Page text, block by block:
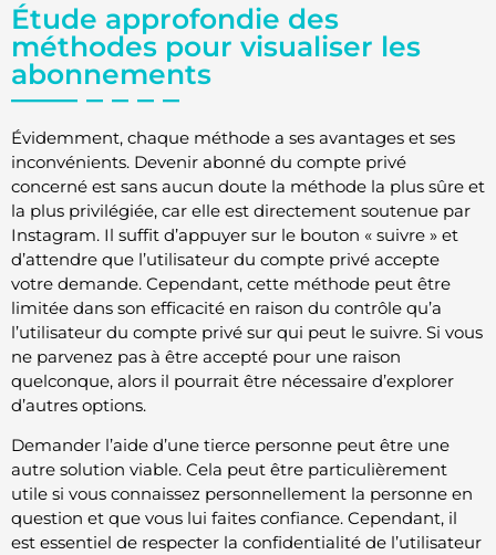
Étude approfondie des
méthodes pour visualiser les
abonnements
Évidemment, chaque méthode a ses avantages et ses
inconvénients. Devenir abonné du compte privé
concerné est sans aucun doute la méthode la plus sûre et
la plus privilégiée, car elle est directement soutenue par
Instagram. Il suffit d’appuyer sur le bouton « suivre » et
d’attendre que l’utilisateur du compte privé accepte
votre demande. Cependant, cette méthode peut être
limitée dans son efficacité en raison du contrôle qu’a
l’utilisateur du compte privé sur qui peut le suivre. Si vous
ne parvenez pas à être accepté pour une raison
quelconque, alors il pourrait être nécessaire d’explorer
d’autres options.
Demander l’aide d’une tierce personne peut être une
autre solution viable. Cela peut être particulièrement
utile si vous connaissez personnellement la personne en
question et que vous lui faites confiance. Cependant, il
est essentiel de respecter la confidentialité de l’utilisateur